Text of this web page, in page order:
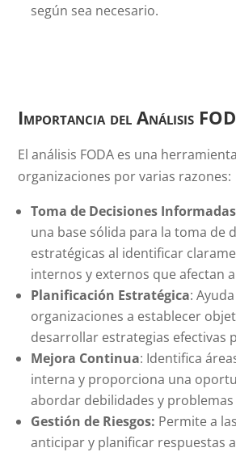
según sea necesario.
Importancia del Análisis
El análisis FODA es una
organizaciones por varias razones:
Toma de Decisiones Informadas
una base sólida para la toma de
estratégicas al identificar
internos y externos que afectan
Planificación Estratégica:
organizaciones a establecer
desarrollar estrategias efectivas
Mejora Continua: Identifica
interna y proporciona una
abordar debilidades y
Gestión de Riesgos: Permite a
anticipar y planificar respuestas